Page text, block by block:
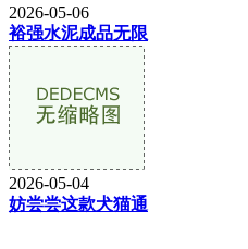
2026-05-06
裕强水泥成品无限
2026-05-04
妨尝尝这款犬猫通